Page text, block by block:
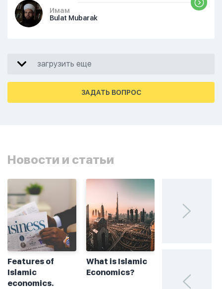
Имам
Bulat Mubarak
загрузить еще
ЗАДАТЬ ВОПРОС
Новости и статьи
Features of
Islamic
economics.
What is Islamic
Economics?
халяльное